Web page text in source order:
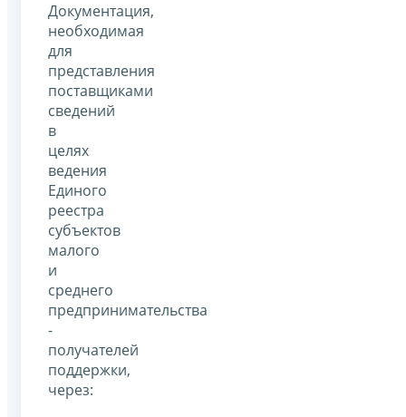
Документация,
необходимая
для
представления
поставщиками
сведений
в
целях
ведения
Единого
реестра
субъектов
малого
и
среднего
предпринимательства
-
получателей
поддержки,
через: